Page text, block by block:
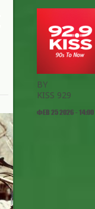
BY
KISS 929
ΦΕΒ 25 2026 - 14:00